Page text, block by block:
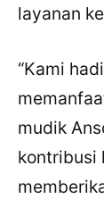
layanan
“Kami
mudik
kontribusi